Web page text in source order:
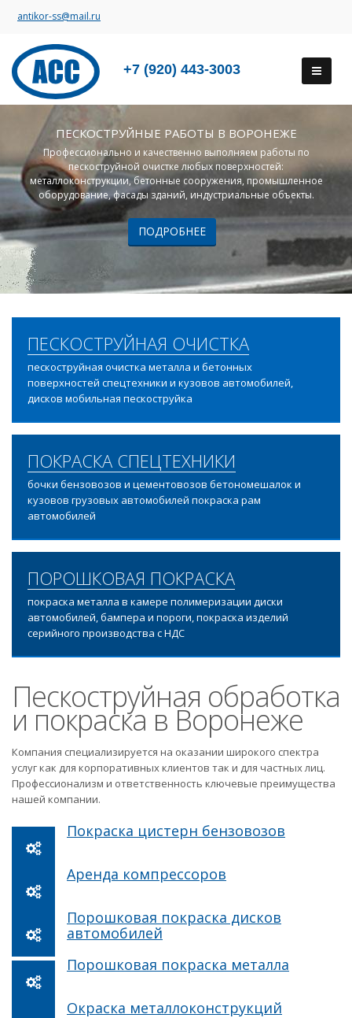
antikor-ss@mail.ru
+7 (920) 443-3003
ПЕСКОСТРУЙНЫЕ РАБОТЫ В ВОРОНЕЖЕ
Профессионально и качественно выполняем работы по
пескоструйной очистке любых поверхностей:
металлоконструкции, бетонные сооружения, промышленное
оборудование, фасады зданий, индустриальные объекты.
ПОДРОБНЕЕ
ПЕСКОСТРУЙНАЯ ОЧИСТКА
пескоструйная очистка металла и бетонных
поверхностей спецтехники и кузовов автомобилей,
дисков мобильная пескоструйка
ПОКРАСКА СПЕЦТЕХНИКИ
бочки бензовозов и цементовозов бетономешалок и
кузовов грузовых автомобилей покраска рам
автомобилей
ПОРОШКОВАЯ ПОКРАСКА
покраска металла в камере полимеризации диски
автомобилей, бампера и пороги, покраска изделий
серийного производства с НДС
Пескоструйная обработка
и покраска в Воронеже
Компания специализируется на оказании широкого спектра
услуг как для корпоративных клиентов так и для частных лиц.
Профессионализм и ответственность ключевые преимущества
нашей компании.
Покраска цистерн бензовозов
Аренда компрессоров
Порошковая покраска дисков
автомобилей
Порошковая покраска металла
Окраска металлоконструкций